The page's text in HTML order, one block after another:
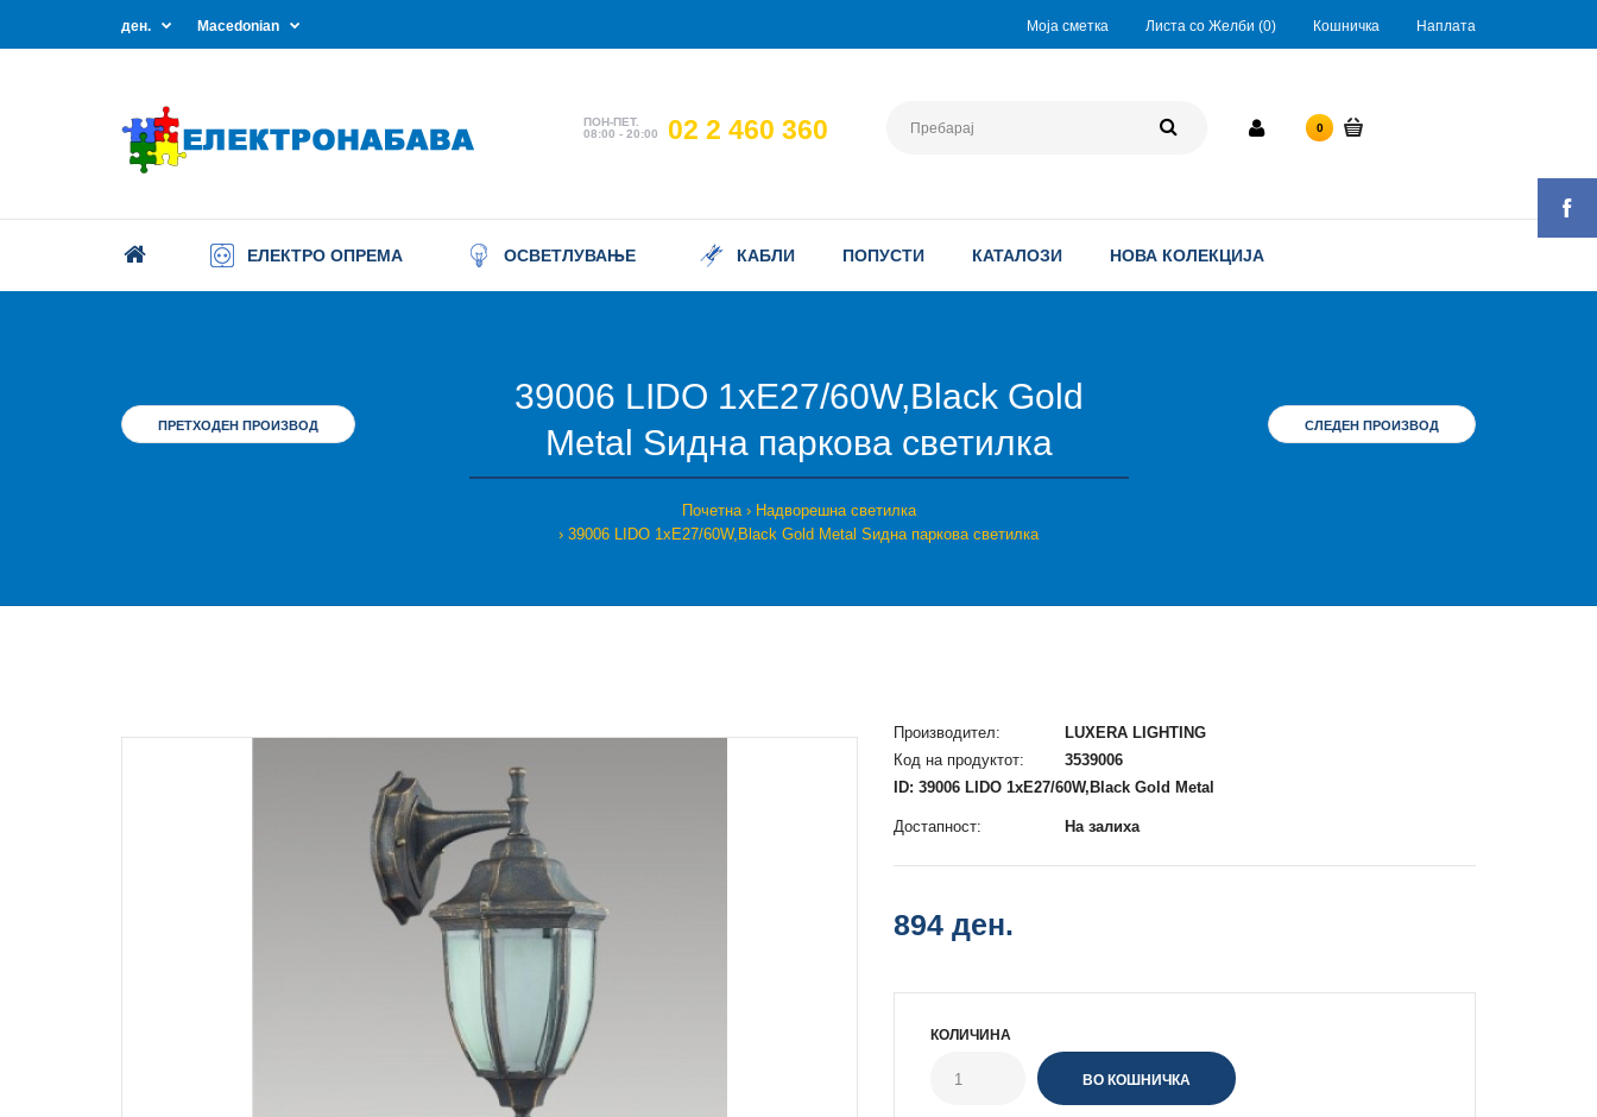
Моја сметка Листа со Желби (0) Кошничка Наплата
ден. Macedonian
ПОН-ПЕТ.
08:00 - 20:00
02 2 460 360 0
ЕЛЕКТРО ОПРЕМА ОСВЕТЛУВАЊЕ КАБЛИ ПОПУСТИ КАТАЛОЗИ НОВА КОЛЕКЦИЈА
ПРЕТХОДЕН ПРОИЗВОД
39006 LIDO 1xE27/60W,Black Gold
Metal Ѕидна паркова светилка
Почетна
Надворешна светилка
39006 LIDO 1xE27/60W,Black Gold Metal Ѕидна паркова светилка
СЛЕДЕН ПРОИЗВОД
Производител:
LUXERA LIGHTING
Код на продуктот:
3539006
ID: 39006 LIDO 1xE27/60W,Black Gold Metal
Достапност: На залиха
894 ден.
КОЛИЧИНА